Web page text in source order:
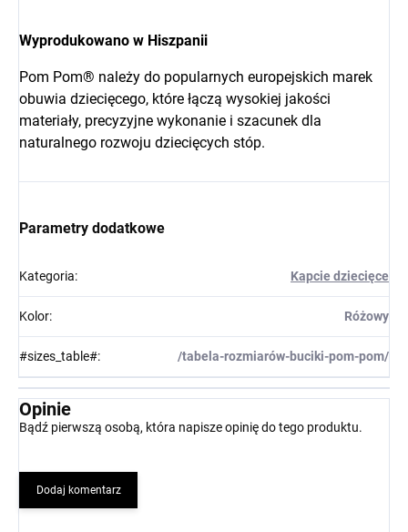
Wyprodukowano w Hiszpanii
Pom Pom® należy do popularnych europejskich marek
obuwia dziecięcego, które łączą wysokiej jakości
materiały, precyzyjne wykonanie i szacunek dla
naturalnego rozwoju dziecięcych stóp.
Parametry dodatkowe
Kategoria: Kapcie dziecięce
Kolor: Różowy
#sizes_table#: /tabela-rozmiarów-buciki-pom-pom/
Opinie
Bądź pierwszą osobą, która napisze opinię do tego produktu.
Dodaj komentarz